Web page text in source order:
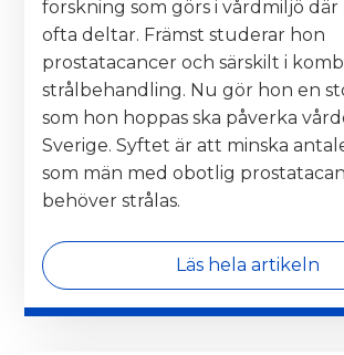
forskning som görs i vårdmiljö
ofta deltar. Främst studerar hon
prostatacancer och särskilt i
strålbehandling. Nu gör hon en
som hon hoppas ska påverka
Sverige. Syftet är att minska
som män med obotlig
behöver strålas.
Läs hela artikeln